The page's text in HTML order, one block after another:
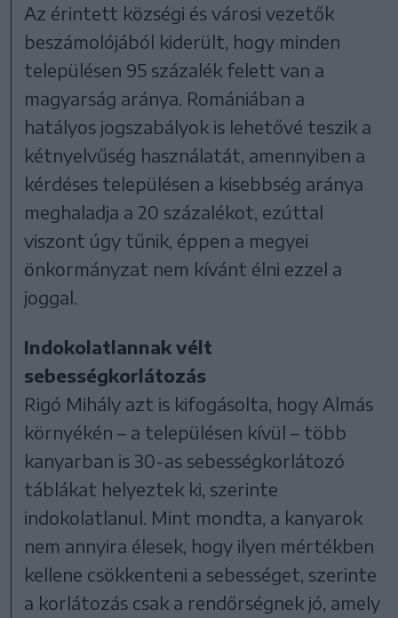
Az érintett községi és városi vezetők
beszámolójából kiderült, hogy minden
településen 95 százalék felett van a
magyarság aránya. Romániában a
hatályos jogszabályok is lehetővé teszik a
kétnyelvűség használatát, amennyiben a
kérdéses településen a kisebbség aránya
meghaladja a 20 százalékot, ezúttal
viszont úgy tűnik, éppen a megyei
önkormányzat nem kívánt élni ezzel a
joggal.
Indokolatlannak vélt
sebességkorlátozás
Rigó Mihály azt is kifogásolta, hogy Almás
környékén – a településen kívül – több
kanyarban is 30-as sebességkorlátozó
táblákat helyeztek ki, szerinte
indokolatlanul. Mint mondta, a kanyarok
nem annyira élesek, hogy ilyen mértékben
kellene csökkenteni a sebességet, szerinte
a korlátozás csak a rendőrségnek jó, amely